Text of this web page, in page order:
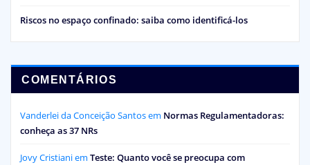
Riscos no espaço confinado: saiba como identificá-los
COMENTÁRIOS
Vanderlei da Conceição Santosem Normas Regulamentadoras:
conheça as 37 NRs
Jovy Cristianiem Teste: Quanto você se preocupa com